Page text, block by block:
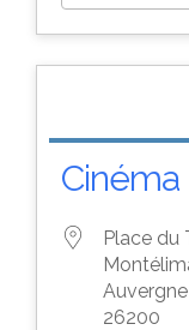
Place du
26200